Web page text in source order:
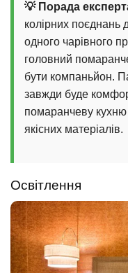
💡 Порада
колірних
одного чарівного
головний
бути компаньйон.
завжди буде
помаранчеву кухню
якісних матеріалів.
Освітлення